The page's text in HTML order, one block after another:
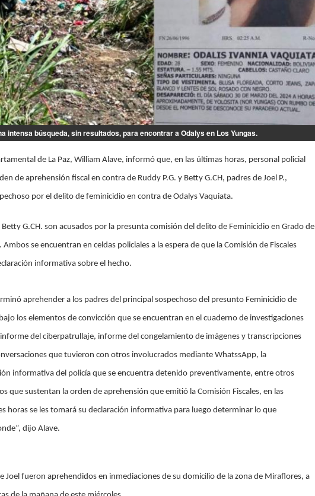
intensa búsqueda, sin resultados, para encontrar a Odalys en Los Yungas.
de La Paz, William Alave, informó que, en las últimas horas, personal policial
de aprehensión fiscal en contra de Ruddy P.G. y Betty G.CH, padres de Joel P.,
por el delito de feminicidio en contra de Odalys Vaquiata.
Betty G.CH. son acusados por la presunta comisión del delito de Feminicidio en Grado de
se encuentran en celdas policiales a la espera de que la Comisión de Fiscales
informativa sobre el hecho.
aprehender a los padres del principal sospechoso del presunto Feminicidio de
los elementos de convicción que se encuentran en el cuaderno de investigaciones
del ciberpatrullaje, informe del congelamiento de imágenes y transcripciones
que tuvieron con otros involucrados mediante WhatssApp, la
informativa del policía que se encuentra detenido preventivamente, entre otros
que sustentan la orden de aprehensión que emitió la Comisión Fiscales, en las
horas se les tomará su declaración informativa para luego determinar lo que
dijo Alave.
Joel fueron aprehendidos en inmediaciones de su domicilio de la zona de Miraflores, a